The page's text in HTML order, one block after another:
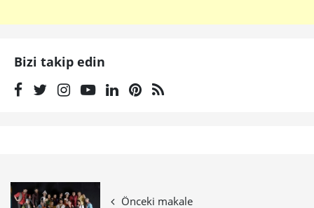
Bizi takip edin
Önceki makale